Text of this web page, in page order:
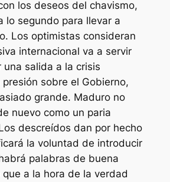
los deseos del chavismo,
lo segundo para llevar a
Los optimistas consideran
internacional va a servir
una salida a la crisis
sobre el Gobierno,
grande. Maduro no
nuevo como un paria
descreídos dan por hecho
la voluntad de introducir
palabras de buena
a la hora de la verdad